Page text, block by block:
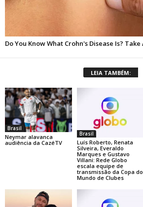
LEIA TAMBÉM:
Brasil
Neymar alavanca
audiência da CazéTV
Brasil
Luís Roberto, Renata
Silveira, Everaldo
Marques e Gustavo
Villani: Rede Globo
escala equipe de
transmissão da Copa do
Mundo de Clubes